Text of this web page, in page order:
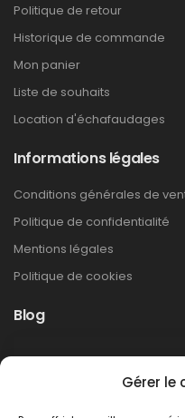
Gérer le
Politique de retour
Historique de commande
Mon panier
Liste de souhaits
Location d'échafaudages
Informations légales
Conditions générales de
Politique de confidentialité
Mentions légales
Politique de cookies
Blog